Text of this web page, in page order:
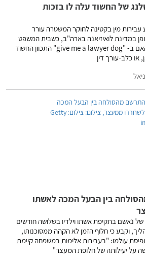
של החשוד עלה לו בזכות
מין בקטינה לחוקר המשטרה עורר
במדינת לואיזיאנה בארה"ב, כשבית המשפט
העליון שם נדרש להכריע האם ב- "give me a lawyer dog" התכוון החשוד
או כלב-עורך דין
בין הבעל המכה לאשתו
נאשם בתקיפת אשתו וילדיו בשלושה חודשים
וקבע כי חלוף הזמן לא הקהה ממסוכנותו,
עולמו: "בעבירות אלימות במשפחה קיימת
על יעילותה של חלופת המעצר"